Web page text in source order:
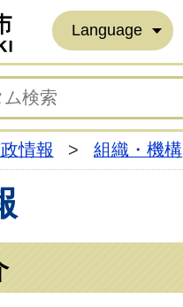
Language
情報 > 組織・機構